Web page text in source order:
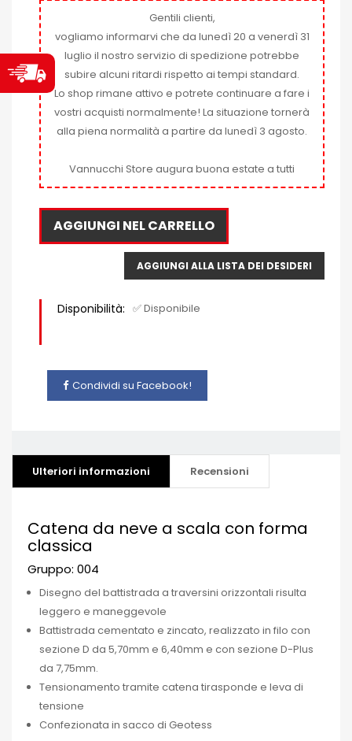
Gentili clienti,
vogliamo informarvi che da lunedì 20 a venerdì 31
luglio il nostro servizio di spedizione potrebbe
subire alcuni ritardi rispetto ai tempi standard.
Lo shop rimane attivo e potrete continuare a fare i
vostri acquisti normalmente! La situazione tornerà
alla piena normalità a partire da lunedì 3 agosto.
Vannucchi Store augura buona estate a tutti
AGGIUNGI NEL CARRELLO
AGGIUNGI ALLA LISTA DEI DESIDERI
Disponibilità: ✅ Disponibile
Condividi su Facebook!
Ulteriori informazioni Recensioni
Catena da neve a scala con forma
classica
Gruppo: 004
Disegno del battistrada a traversini orizzontali risulta
leggero e maneggevole
Battistrada cementato e zincato, realizzato in filo con
sezione D da 5,70mm e 6,40mm e con sezione D-Plus
da 7,75mm.
Tensionamento tramite catena tirasponde e leva di
tensione
Confezionata in sacco di Geotess